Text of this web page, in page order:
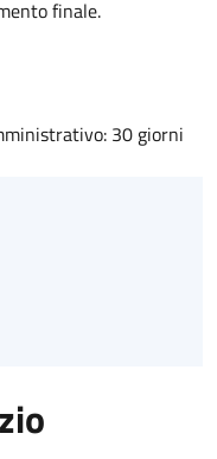
finale.
30 giorni